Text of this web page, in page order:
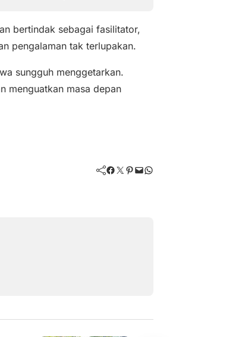
bertindak sebagai fasilitator,
pengalaman tak terlupakan.
sungguh menggetarkan.
menguatkan masa depan
Facebook Twitter Pinterest Mail WhatsApp